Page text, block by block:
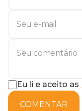
Eu li e aceito as
COMENTAR